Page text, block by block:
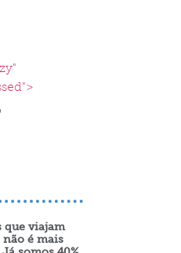
que viajam
não é mais